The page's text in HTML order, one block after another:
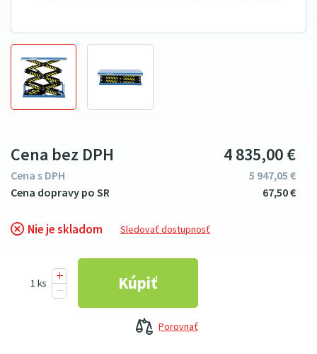
Nie je skladom Sledovať dostupnosť
Cena bez DPH 4835 00€
Cena s DPH 5 947 05€
6750€
Porovnať